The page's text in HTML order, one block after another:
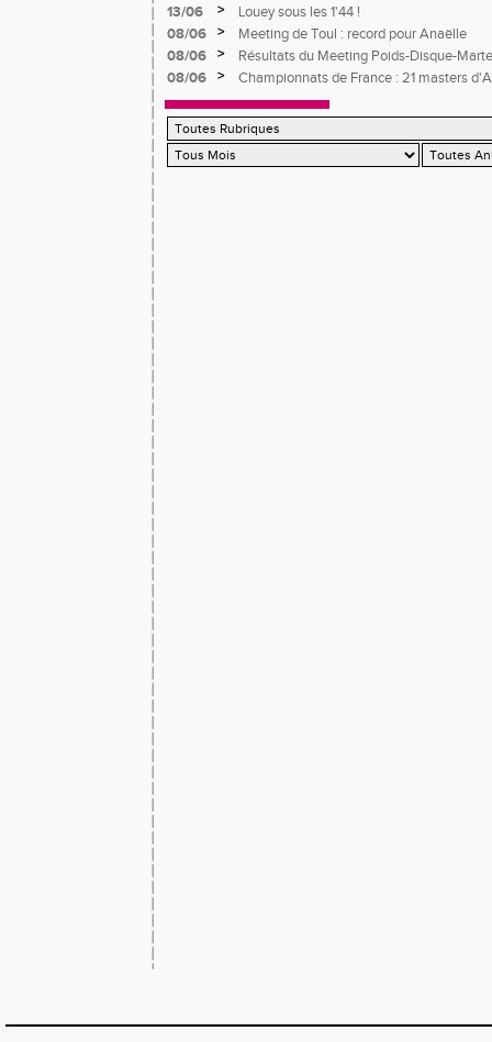
13/06
>
Louey sous les 1'44 !
08/06
>
Meeting de Toul : record pour Anaëlle
08/06
>
Résultats du Meeting Poids-Disque-
08/06
> Championnats de France : 21 masters